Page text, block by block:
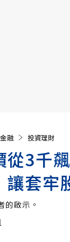
金融 投資理財
從3千
讓套牢
的啟示。